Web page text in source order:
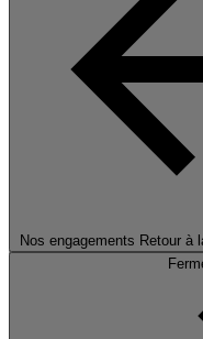
Nos engagements Retour à